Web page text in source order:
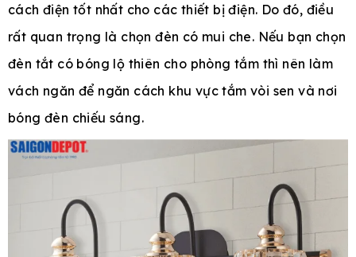
cách điện tốt nhất cho các thiết bị điện. Do đó, điều
rất quan trọng là chọn đèn có mui che. Nếu bạn chọn
đèn tắt có bóng lộ thiên cho phòng tắm thì nên làm
vách ngăn để ngăn cách khu vực tắm vòi sen và nơi
bóng đèn chiếu sáng.